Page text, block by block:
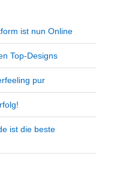
ist nun Online
Top-Designs
pur
ist die beste